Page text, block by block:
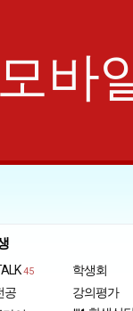
모바
45
공
학생회
강의평가